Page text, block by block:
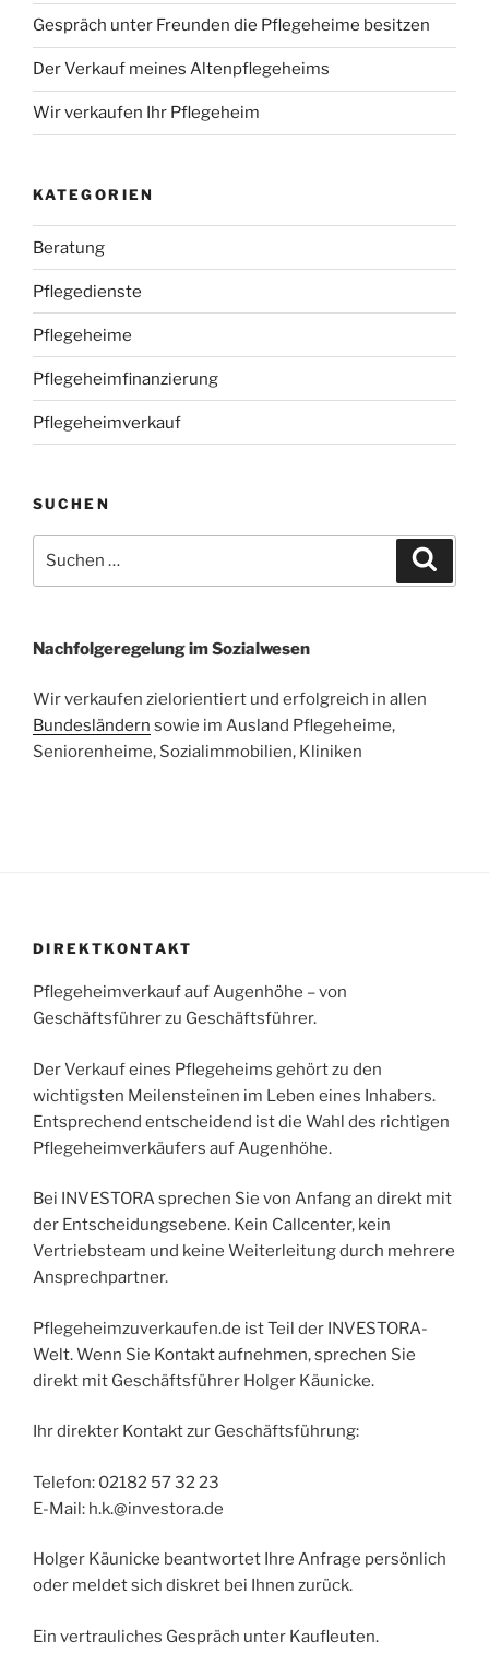
Gespräch unter Freunden die Pflegeheime besitzen
Der Verkauf meines Altenpflegeheims
Wir verkaufen Ihr Pflegeheim
KATEGORIEN
Beratung
Pflegedienste
Pflegeheime
Pflegeheimfinanzierung
Pflegeheimverkauf
SUCHEN
nach:
Nachfolgeregelung im Sozialwesen
Wir verkaufen zielorientiert und erfolgreich in allen
Bundesländern sowie im Ausland Pflegeheime,
Seniorenheime, Sozialimmobilien, Kliniken
DIREKTKONTAKT
Pflegeheimverkauf auf Augenhöhe – von
Geschäftsführer zu Geschäftsführer.
Der Verkauf eines Pflegeheims gehört zu den
wichtigsten Meilensteinen im Leben eines Inhabers.
Entsprechend entscheidend ist die Wahl des richtigen
Pflegeheimverkäufers auf Augenhöhe.
Bei INVESTORA sprechen Sie von Anfang an direkt mit
der Entscheidungsebene. Kein Callcenter, kein
Vertriebsteam und keine Weiterleitung durch mehrere
Ansprechpartner.
Pflegeheimzuverkaufen.de ist Teil der INVESTORA-
Welt. Wenn Sie Kontakt aufnehmen, sprechen Sie
direkt mit Geschäftsführer Holger Käunicke.
Ihr direkter Kontakt zur Geschäftsführung:
Telefon: 02182 57 32 23
E-Mail: h.k.@investora.de
Holger Käunicke beantwortet Ihre Anfrage persönlich
oder meldet sich diskret bei Ihnen zurück.
Ein vertrauliches Gespräch unter Kaufleuten.